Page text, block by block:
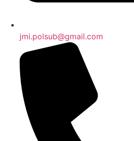
jmi.polsub@gmail.com